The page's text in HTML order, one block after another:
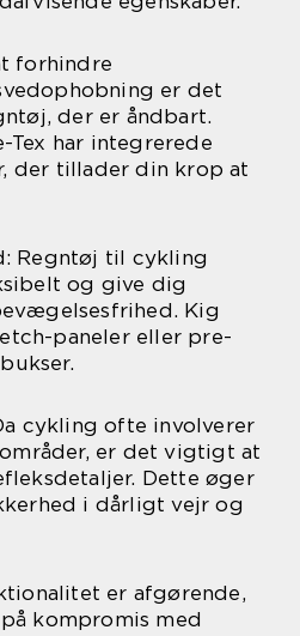
forhindre
er det
der er åndbart.
Tex har integrerede
der tillader din krop at
Regntøj til cykling
og give dig
Kig
paneler eller pre-
cykling ofte involverer
er det vigtigt at
Dette øger
i dårligt vejr og
er afgørende,
kompromis med